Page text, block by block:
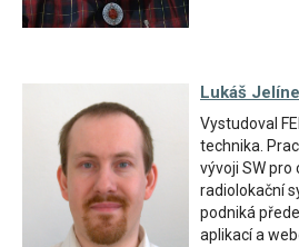
Lukáš
Vystudoval
technika.
vývoji SW pro
radiolokační
podniká
aplikací a